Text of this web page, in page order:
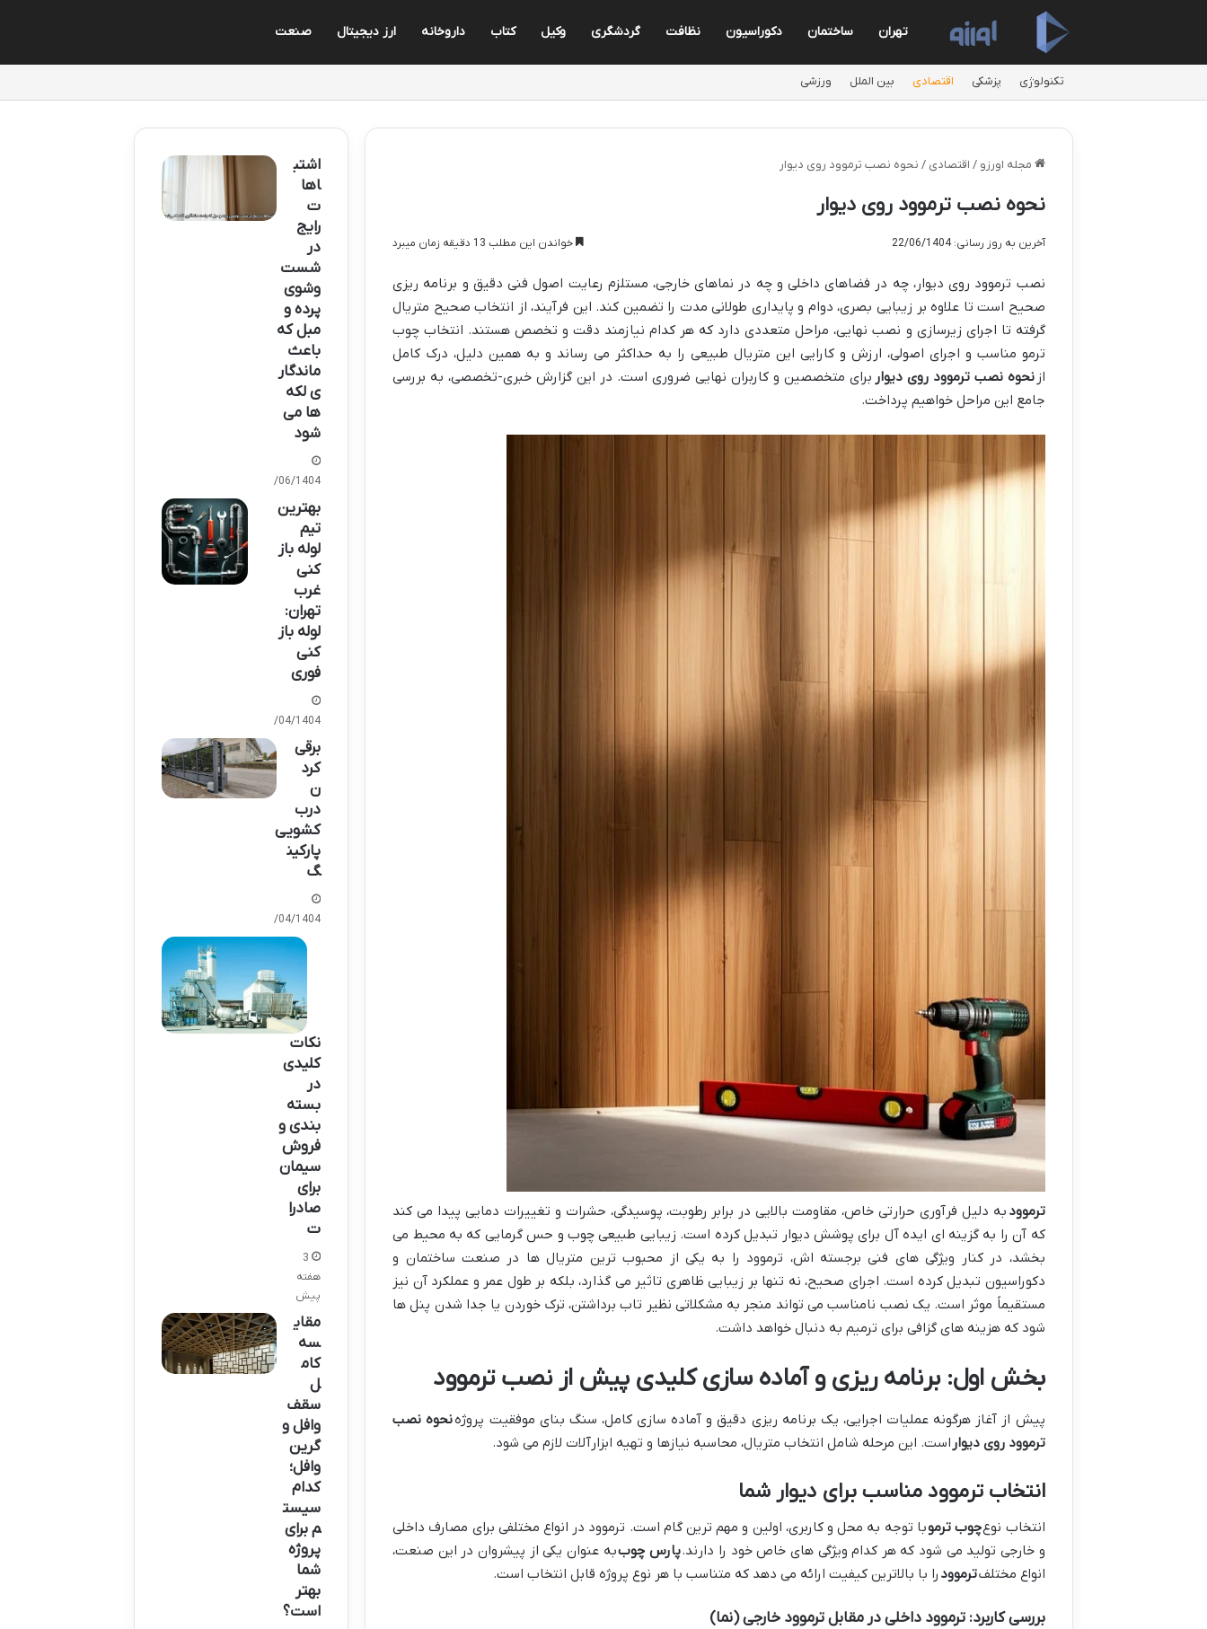
تهران ساختمان دکوراسیون نظافت گردشگری وکیل کتاب داروخانه ارز دیجیتال صنعت
تکنولوژی پزشکی اقتصادی بین الملل ورزشی
مجله اورزو / اقتصادی / نحوه نصب ترموود روی دیوار
نحوه نصب ترموود روی دیوار
آخرین به روز رسانی: 22/06/1404 خواندن این مطلب 13 دقیقه زمان میبرد
نصب ترموود روی دیوار، چه در فضاهای داخلی و چه در نماهای خارجی، مستلزم رعایت اصول فنی دقیق و برنامه ریزی
صحیح است تا علاوه بر زیبایی بصری، دوام و پایداری طولانی مدت را تضمین کند. این فرآیند، از انتخاب صحیح متریال
گرفته تا اجرای زیرسازی و نصب نهایی، مراحل متعددی دارد که هر کدام نیازمند دقت و تخصص هستند. انتخاب چوب
ترمو مناسب و اجرای اصولی، ارزش و کارایی این متریال طبیعی را به حداکثر می رساند و به همین دلیل، درک کامل
ازنحوه نصب ترموود روی دیوار برای متخصصین و کاربران نهایی ضروری است. در این گزارش خبری-تخصصی، به بررسی
جامع این مراحل خواهیم پرداخت.
ترموود به دلیل فرآوری حرارتی خاص، مقاومت بالایی در برابر رطوبت، پوسیدگی، حشرات و تغییرات دمایی پیدا می کند
که آن را به گزینه ای ایده آل برای پوشش دیوار تبدیل کرده است. زیبایی طبیعی چوب و حس گرمایی که به محیط می
بخشد، در کنار ویژگی های فنی برجسته اش، ترموود را به یکی از محبوب ترین متریال ها در صنعت ساختمان و
دکوراسیون تبدیل کرده است. اجرای صحیح، نه تنها بر زیبایی ظاهری تاثیر می گذارد، بلکه بر طول عمر و عملکرد آن نیز
مستقیماً موثر است. یک نصب نامناسب می تواند منجر به مشکلاتی نظیر تاب برداشتن، ترک خوردن یا جدا شدن پنل ها
شود که هزینه های گزافی برای ترمیم به دنبال خواهد داشت.
بخش اول: برنامه ریزی و آماده سازی کلیدی پیش از نصب ترموود
پیش از آغاز هرگونه عملیات اجرایی، یک برنامه ریزی دقیق و آماده سازی کامل، سنگ بنای موفقیت پروژهنحوه نصب
ترموود روی دیوار است. این مرحله شامل انتخاب متریال، محاسبه نیازها و تهیه ابزارآلات لازم می شود.
انتخاب ترموود مناسب برای دیوار شما
انتخاب نوعچوب ترموبا توجه به محل و کاربری، اولین و مهم ترین گام است. ترموود در انواع مختلفی برای مصارف داخلی
و خارجی تولید می شود که هر کدام ویژگی های خاص خود را دارند.پارس چوببه عنوان یکی از پیشروان در این صنعت،
انواع مختلفترموود را با بالاترین کیفیت ارائه می دهد که متناسب با هر نوع پروژه قابل انتخاب است.
بررسی کاربرد: ترموود داخلی در مقابل ترموود خارجی (نما)
اشتب
اها
ت
رایج
در
شست
وشوی
پرده و
مبل که
باعث
ماندگار
ی لکه
ها می
شود
30/06/1404
بهترین
تیم
لوله باز
کنی
غرب
تهران:
لوله باز
کنی
فوری
09/04/1404
برقی
کرد
ن
درب
کشویی
پارکین
گ
07/04/1404
نکات
کلیدی
در
بسته
بندی و
فروش
سیمان
برای
صادرا
ت
3
هفته
پیش
مقای
سه
کام
ل
سقف
وافل و
گرین
وافل؛
کدام
سیست
م برای
پروژه
شما
بهتر
است؟